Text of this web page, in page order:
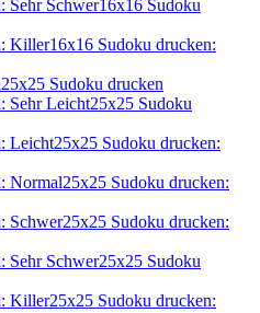
16x16 Sudoku
16x16 Sudoku drucken:
25x25 Sudoku drucken
25x25 Sudoku
25x25 Sudoku drucken:
25x25 Sudoku drucken:
25x25 Sudoku drucken:
25x25 Sudoku
25x25 Sudoku drucken: